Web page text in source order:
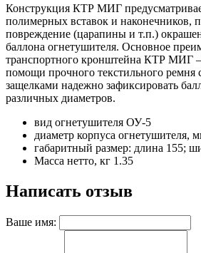
Конструкция КТР МИГ
полимерных вставок и наконечников,
повреждение (царапины и т.п.)
баллона огнетушителя. Основное
транспортного кронштейна КТР МИГ
помощи прочного текстильного ремня
защелками надежно зафиксировать
различных диаметров.
вид огнетушителя ОУ-5
диаметр корпуса огнетушителя,
габаритный размер: длина 155;
Масса нетто, кг 1.35
Написать отзыв
Ваше имя: